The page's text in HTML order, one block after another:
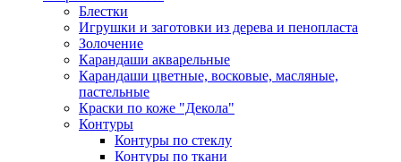
Блестки
Игрушки и заготовки из дерева и пенопласта
Золочение
Карандаши акварельные
Карандаши цветные, восковые, масляные,
пастельные
Краски по коже "Декола"
Контуры
Контуры по стеклу
Контуры по ткани